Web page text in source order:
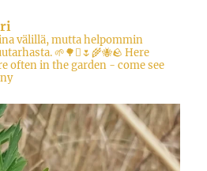
välillä, mutta helpommin
🌱🌳🪾🌷🌾🐝🪨 Here
often in the garden - come see